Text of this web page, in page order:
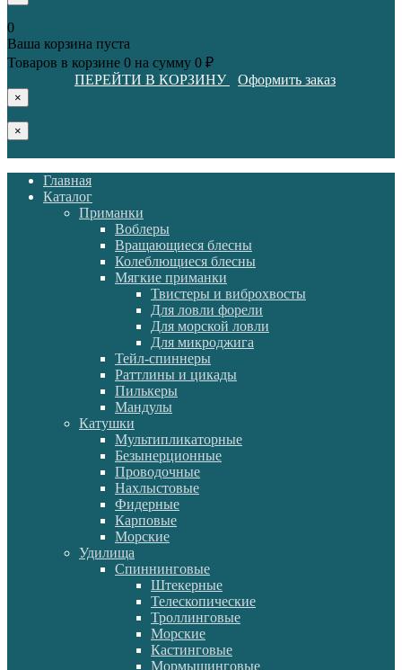
0
Ваша корзина пуста
Товаров в корзине 0 на сумму 0 ₽
ПЕРЕЙТИ В КОРЗИНУ
Оформить заказ
×
×
Главная
Каталог
Приманки
Воблеры
Вращающиеся блесны
Колеблющиеся блесны
Мягкие приманки
Твистеры и виброхвосты
Для ловли форели
Для морской ловли
Для микроджига
Тейл-спиннеры
Раттлины и цикады
Пилькеры
Мандулы
Катушки
Мультипликаторные
Безынерционные
Проводочные
Нахлыстовые
Фидерные
Карповые
Морские
Удилища
Спиннинговые
Штекерные
Телескопические
Троллинговые
Морские
Кастинговые
Мормышинговые